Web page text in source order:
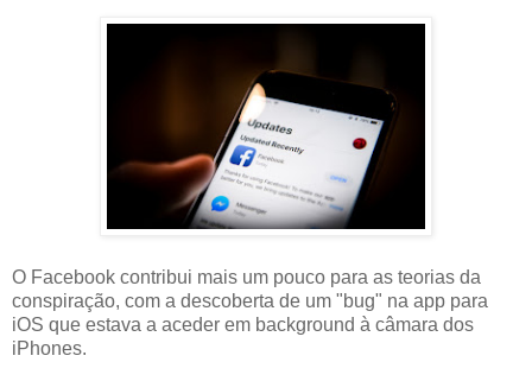
O Facebook contribui mais um pouco para as teorias da
conspiração, com a descoberta de um "bug" na app para
iOS que estava a aceder em background à câmara dos
iPhones.